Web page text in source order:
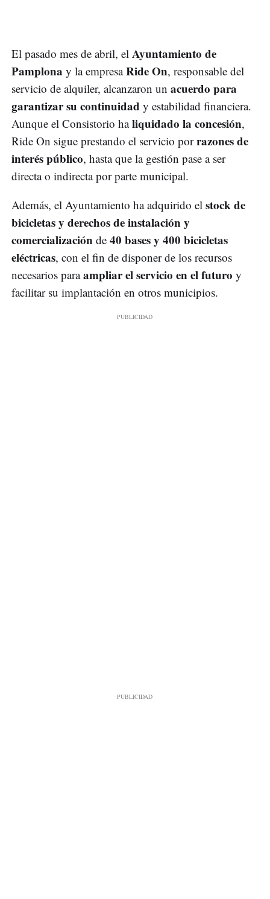
El pasado mes de abril, el Ayuntamiento de
Pamplona y la empresaRide On, responsable del
servicio de alquiler, alcanzaron un acuerdo para
garantizar su continuidad y estabilidad financiera.
Aunque el Consistorio haliquidado la concesión,
Ride On sigue prestando el servicio porrazones de
interés público, hasta que la gestión pase a ser
directa o indirecta por parte municipal.
Además, el Ayuntamiento ha adquirido el stock de
bicicletas y derechos de instalación y
comercialización de 40 bases y 400 bicicletas
eléctricas, con el fin de disponer de los recursos
necesarios paraampliar el servicio en el futuro y
facilitar su implantación en otros municipios.